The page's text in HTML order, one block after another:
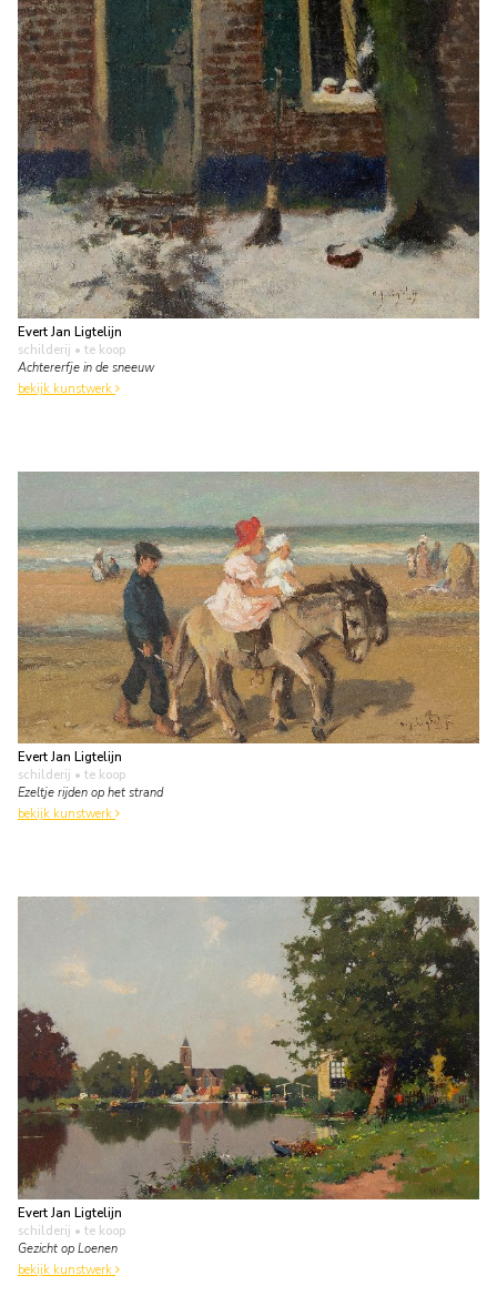
Evert Jan Ligtelijn
schilderij • te koop
Achtererfje in de sneeuw
bekijk kunstwerk
Evert Jan Ligtelijn
schilderij • te koop
Ezeltje rijden op het strand
bekijk kunstwerk
Evert Jan Ligtelijn
schilderij • te koop
Gezicht op Loenen
bekijk kunstwerk